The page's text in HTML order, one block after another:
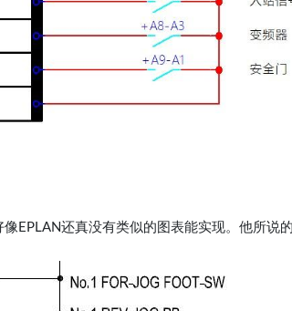
EPLAN还真没有类似的图表能实现。他所说